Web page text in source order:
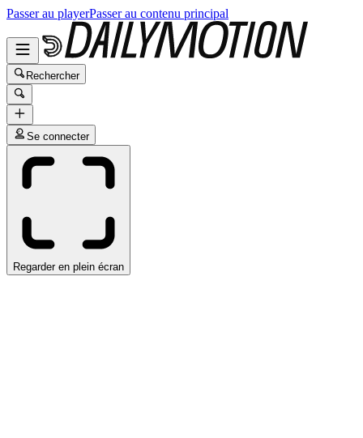
Passer au playerPasser au contenu principal
Rechercher
Se connecter
Regarder en plein écran